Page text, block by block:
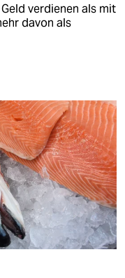
verdienen als mit
davon als